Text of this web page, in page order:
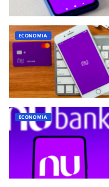
ECONOMIA
ECONOMIA